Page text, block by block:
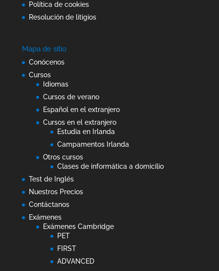
Política de cookies
Resolución de litigios
Mapa de sitio
Conócenos
Cursos
Idiomas
Cursos de verano
Español en el extranjero
Cursos en el extranjero
Estudia en Irlanda
Campamentos Irlanda
Otros cursos
Clases de informática a domicilio
Test de Inglés
Nuestros Precios
Contáctanos
Exámenes
Exámenes Cambridge
PET
FIRST
ADVANCED